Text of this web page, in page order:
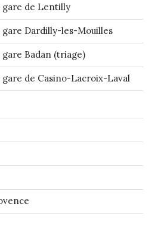
gare de Lentilly
gare Dardilly-les-Mouilles
Badan (triage)
de Casino-Lacroix-Laval